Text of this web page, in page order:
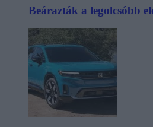
Beárazták a legolcsóbb